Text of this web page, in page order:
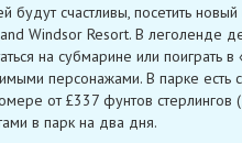
счастливы, посетить новый
Windsor Resort. В леголенде
на субмарине или поиграть
персонажами. В парке есть
от £337 фунтов стерлингов
в парк на два дня.